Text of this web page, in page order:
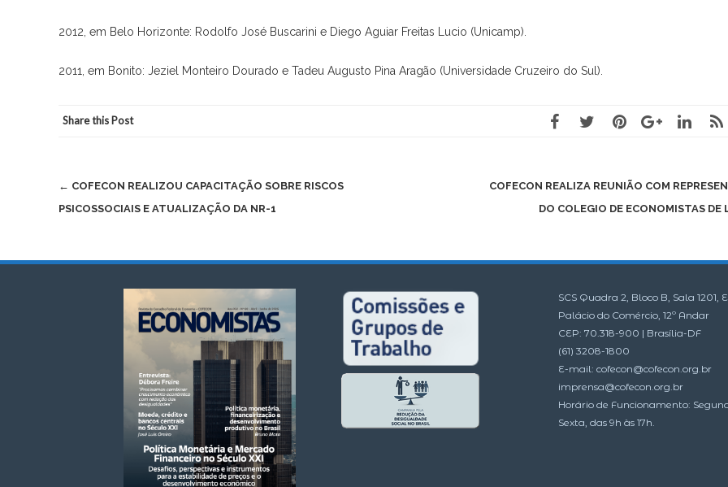
2012, em Belo Horizonte: Rodolfo José Buscarini e Diego Aguiar Freitas Lucio (Unicamp).
2011, em Bonito: Jeziel Monteiro Dourado e Tadeu Augusto Pina Aragão (Universidade Cruzeiro do Sul).
Share this Post
Post
navigation
← COFECON REALIZOU CAPACITAÇÃO SOBRE RISCOS
PSICOSSOCIAIS E ATUALIZAÇÃO DA NR-1
COFECON REALIZA REUNIÃO COM
DO COLEGIO DE ECONOMISTAS
SCS Quadra 2, Bloco B, Sala 1201,
Palácio do Comércio, 12º Andar
CEP: 70.318-900 | Brasília-DF
(61) 3208-1800
E-mail: cofecon@cofecon.org.br
imprensa@cofecon.org.br
Horário de Funcionamento:
Sexta, das 9h às 17h.